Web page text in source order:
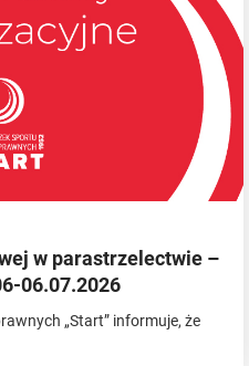
w parastrzelectwie –
06.07.2026
„Start” informuje, że